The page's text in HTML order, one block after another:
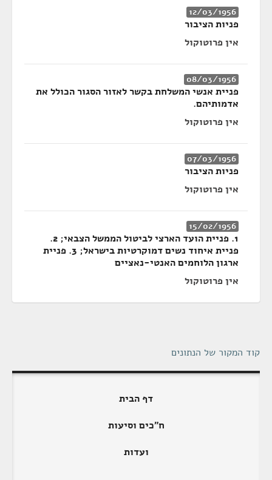
12/03/1956
פניות הציבור
אין פרוטוקול
08/03/1956
פניית אנשי המשלחת בקשר לאזור הסגור הכולל את
אדמותיהם.
אין פרוטוקול
07/03/1956
פניות הציבור
אין פרוטוקול
15/02/1956
1. פניית הועד הארצי לביטול הממשל הצבאי; 2.
פניית איחוד נשים דמוקרטיות בישראל; 3. פניית
ארגון הלוחמים האנטי-נאציים
אין פרוטוקול
קוד המקור של הנתונים
דף הבית
ח"כים וסיעות
ועדות